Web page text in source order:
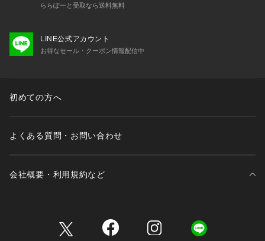
ららぽーと受取なら送料無料
LINE公式アカウント
お得なセール・クーポン情報配信中
初めての方へ
よくある質問・お問い合わせ
会社概要・利用規約など